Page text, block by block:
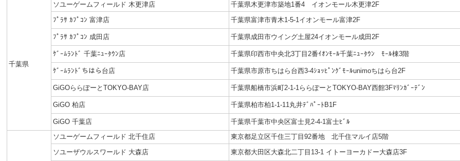
千葉県
ソユーゲームフィールド 木更津店
千葉県木更津市築地1番4 イオンモール木更津2F
ﾌﾟﾗｻ ｶﾌﾟｺﾝ 富津店
千葉県富津市青木1-5-1イオンモール富津2F
ﾌﾟﾗｻ ｶﾌﾟｺﾝ 成田店 千葉県成田市ウイング土屋24イオンモール成田2F
ｹﾞｰﾑﾗﾝﾄﾞ 千葉ﾆｭｰﾀｳﾝ店 千葉県印西市中央北3丁目2番ｲｵﾝﾓｰﾙ千葉ﾆｭｰﾀｳﾝ ﾓｰﾙ棟3階
ｹﾞｰﾑﾗﾝﾄﾞちはら台店 千葉県市原市ちはら台西3-4ｼｮｯﾋﾟﾝｸﾞﾓｰﾙunimoちはら台2F
GiGOららぽーとTOKYO-BAY店 千葉県船橋市浜町2-1-1ららぽーとTOKYO-BAY西館3Fﾏﾘﾝｶﾞｰﾃﾞﾝ
GiGO 柏店 千葉県柏市柏1-1-11丸井ﾃﾞﾊﾟｰﾄB1F
GiGO 千葉店 千葉県千葉市中央区富士見2-4-1富士ﾋﾞﾙ
ソユーゲームフィールド 北千住店
東京都足立区千住三丁目92番地 北千住マルイ店5階
ソユーザウルスワールド 大森店
東京都大田区大森北二丁目13-1 イトーヨーカドー大森店3F